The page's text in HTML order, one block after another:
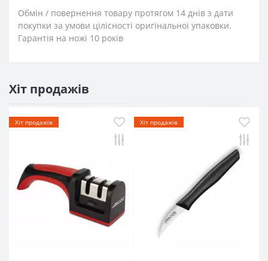
Обмін / повернення товару протягом 14 днів з дати
покупки за умови цілісності оригінальної упаковки.
Гарантія на ножі 10 років
Хіт продажів
Хіт продажів Хіт продажів